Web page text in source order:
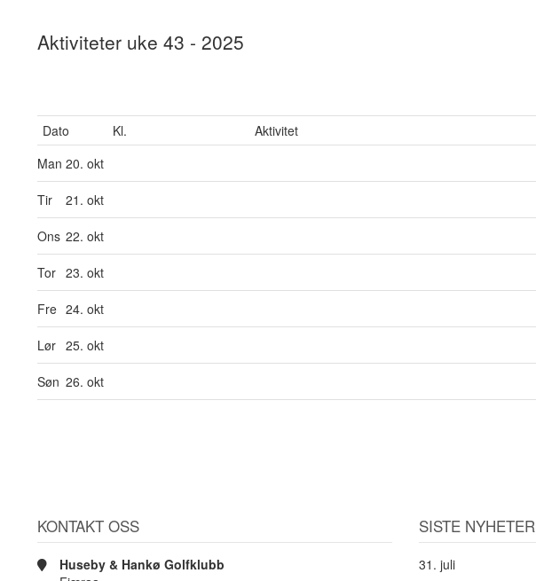
Aktiviteter uke 43 - 2025
Dato Kl. Aktivitet
Man 20. okt
Tir 21. okt
Ons 22. okt
Tor 23. okt
Fre 24. okt
Lør 25. okt
Søn 26. okt
KONTAKT OSS
Huseby & Hankø Golfklubb
SISTE NYHETER
31. juli